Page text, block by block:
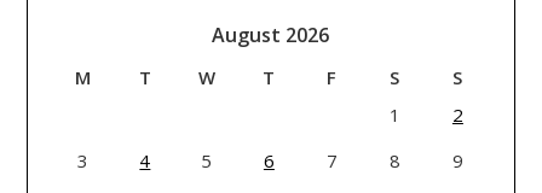
August 2026
M T W T F S
S
1
2
3
4 5 6 7 8
9